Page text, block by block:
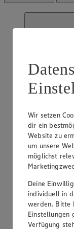
Geschlossen
Route
Wir setzen
dir ein
Website zu
um unsere
möglichst
Deine
individuell in
werden. Bitte
Einstellungen
Verfügung